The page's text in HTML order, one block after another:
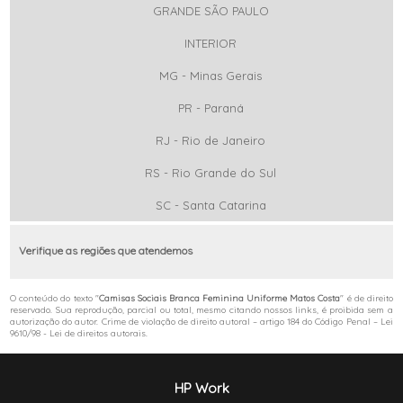
GRANDE SÃO PAULO
INTERIOR
MG - Minas Gerais
PR - Paraná
RJ - Rio de Janeiro
RS - Rio Grande do Sul
SC - Santa Catarina
Verifique as regiões que atendemos
O conteúdo do texto "Camisas Sociais Branca Feminina Uniforme Matos Costa" é de direito
reservado. Sua reprodução, parcial ou total, mesmo citando nossos links, é proibida sem a
autorização do autor. Crime de violação de direito autoral – artigo 184 do Código Penal – Lei
9610/98 - Lei de direitos autorais.
HP Work